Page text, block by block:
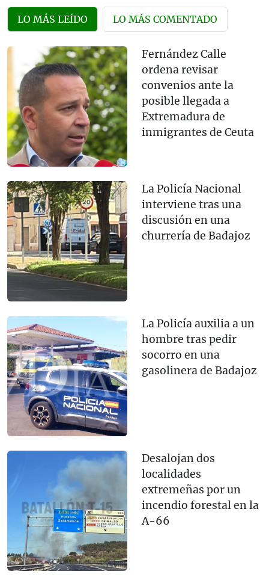
LO MÁS LEÍDO LO MÁS COMENTADO
Fernández Calle
ordena revisar
convenios ante la
posible llegada a
Extremadura de
inmigrantes de Ceuta
La Policía Nacional
interviene tras una
discusión en una
churrería de Badajoz
La Policía auxilia a un
hombre tras pedir
socorro en una
gasolinera de Badajoz
Desalojan dos
localidades
extremeñas por un
incendio forestal en la
A-66